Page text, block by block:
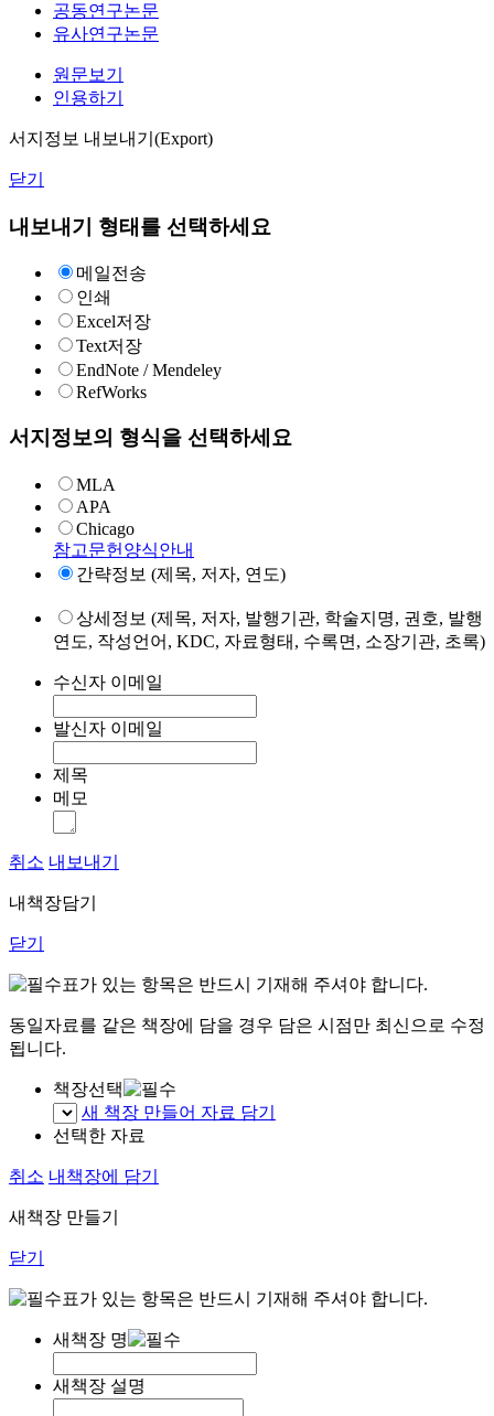
공동연구논문
유사연구논문
원문보기
인용하기
서지정보 내보내기(Export)
닫기
내보내기 형태를 선택하세요
메일전송
인쇄
Excel저장
Text저장
EndNote / Mendeley
RefWorks
서지정보의 형식을 선택하세요
MLA
APA
Chicago
참고문헌양식안내
간략정보 (제목, 저자, 연도)
상세정보 (제목, 저자, 발행기관, 학술지명, 권호, 발행
연도, 작성언어, KDC, 자료형태, 수록면, 소장기관, 초록)
수신자 이메일
발신자 이메일
제목
메모
취소 내보내기
내책장담기
닫기
표가 있는 항목은 반드시 기재해 주셔야 합니다.
동일자료를 같은 책장에 담을 경우 담은 시점만 최신으로 수정
됩니다.
책장선택
새 책장 만들어 자료 담기
선택한 자료
취소 내책장에 담기
새책장 만들기
닫기
표가 있는 항목은 반드시 기재해 주셔야 합니다.
새책장 명
새책장 설명